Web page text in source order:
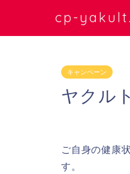
cp-
キャンペーン
ヤクル
ご自身の健康
す。